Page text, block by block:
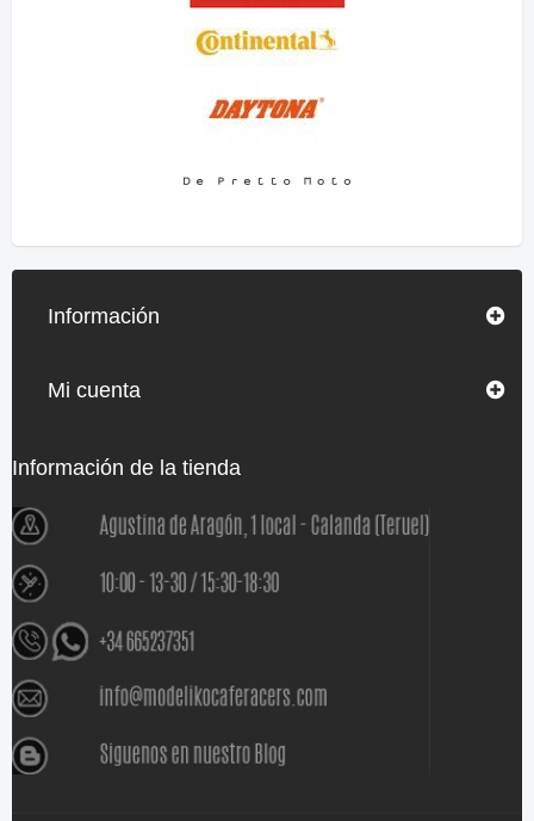
Información
Mi cuenta
Información de la tienda